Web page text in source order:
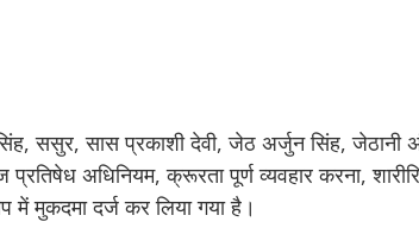
सिंह, ससुर, सास प्रकाशी देवी, जेठ अर्जुन सिंह,
अधिनियम, क्रूरता पूर्ण व्यवहार करना,
मुकदमा दर्ज कर लिया गया है।